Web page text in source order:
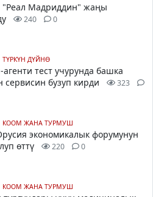
"Реал Мадриддин" жаңы
240 0
ТҮРКҮН ДҮЙНӨ
тест учурунда башка
бузуп кирди
323
КООМ ЖАНА ТУРМУШ
экономикалык форумунун
өттү
220 0
КООМ ЖАНА ТУРМУШ